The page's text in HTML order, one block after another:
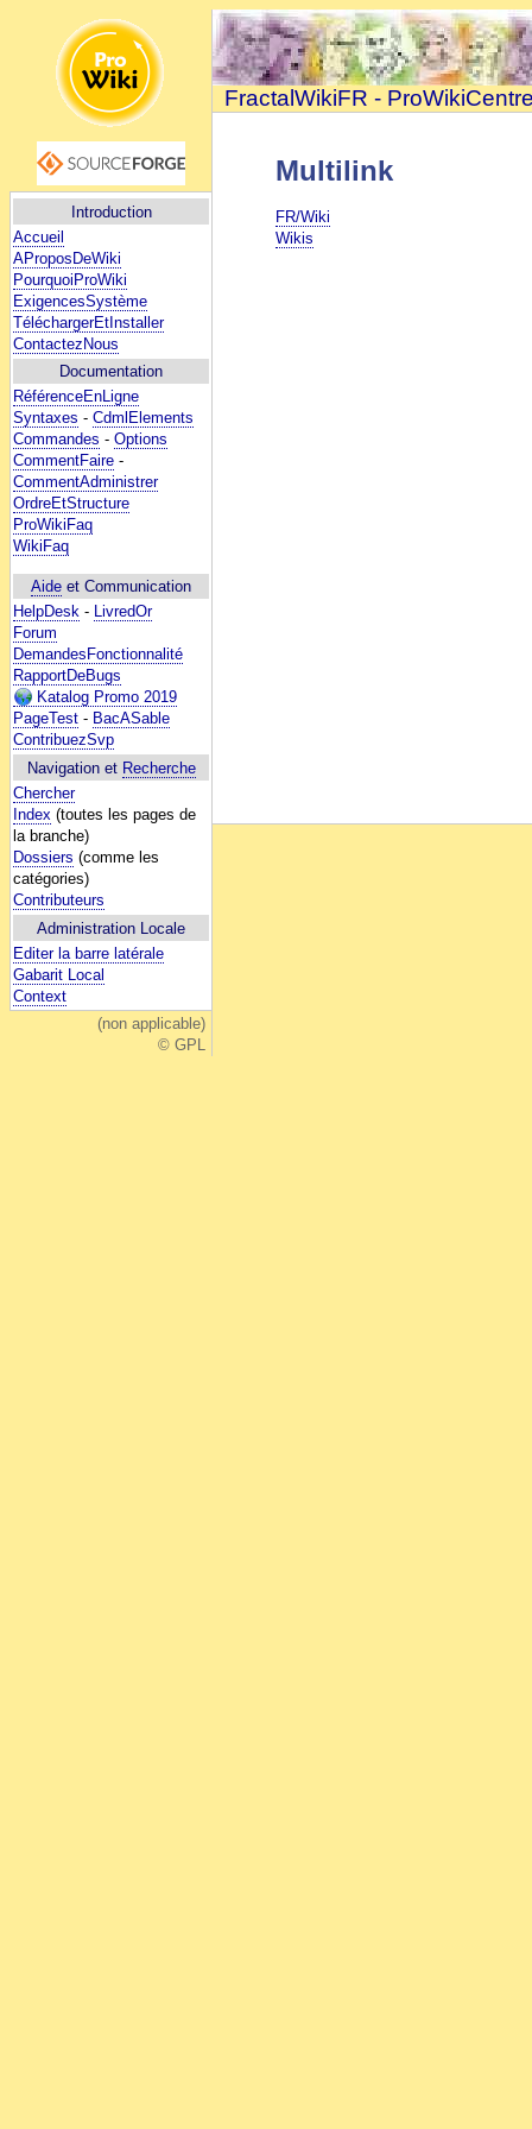
Introduction
Accueil
AProposDeWiki
PourquoiProWiki
ExigencesSystème
TéléchargerEtInstaller
ContactezNous
Documentation
RéférenceEnLigne
Syntaxes - CdmlElements
Commandes - Options
CommentFaire -
CommentAdministrer
OrdreEtStructure
ProWikiFaq
WikiFaq
Aide et Communication
HelpDesk - LivredOr
Forum
DemandesFonctionnalité
RapportDeBugs
Katalog Promo 2019
PageTest - BacASable
ContribuezSvp
Navigation et Recherche
Chercher
Index (toutes les pages de
la branche)
Dossiers (comme les
catégories)
Contributeurs
Administration Locale
Editer la barre latérale
Gabarit Local
Context
(non applicable)
© GPL
FractalWikiFR -
Multilink
FR/Wiki
Wikis